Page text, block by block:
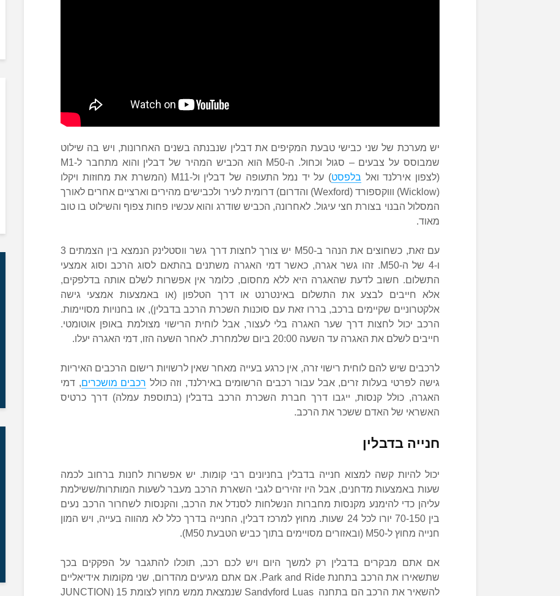
יש מערכת של שני כבישי טבעת המקיפים את דבלין שנבנתה בשנים האחרונות, ויש בה שילוט
שמבוסס על צבעים – סגול וכחול. ה-M50 הוא הכביש המהיר של דבלין והוא מתחבר ל-M1
(לצפון אירלנד ואל בלפסט
) על יד נמל התעופה של דבלין ול-M11 (המשרת את מחוזות ויקלו
(Wicklow) וווקספורד (Wexford) והדרום) דרומית לעיר ולכבישים מהירים וארציים אחרים לאורך
המסלול הבנוי בצורת חצי עיגול. לאחרונה, הכביש שודרג והוא עכשיו פחות צפוף והשילוט בו טוב
מאוד.
עם זאת, כשחוצים את הנהר ב-M50 יש צורך לחצות דרך גשר ווסטלינק הנמצא בין הצמתים 3
ו-4 של ה-M50. זהו גשר אגרה, כאשר דמי האגרה משתנים בהתאם לסוג הרכב וסוג אמצעי
התשלום. חשוב לדעת שהאגרה היא ללא מחסום, כלומר אין אפשרות לשלם אותה בדלפקים,
אלא חייבים לבצע את התשלום באינטרנט או דרך הטלפון (או באמצעות אמצעי גישה
אלקטרוניים שקיימים ברכב, בררו זאת עם סוכנות השכרת הרכב בדבלין), או בחנויות מסויימות.
הרכב יכול לחצות דרך שער האגרה בלי לעצור, אבל לוחית הרישוי מצולמת באופן אוטומטי.
חייבים לשלם את האגרה עד השעה 20:00 ביום שלמחרת. לאחר השעה הזו, דמי האגרה יעלו.
לרכבים שיש להם לוחית רישוי זרה, אין כרגע בעייה מאחר שאין לרשויות רישום הרכבים האיריות
גישה לפרטי בעלות זרים, אבל עבור רכבים הרשומים באירלנד, וזה כולל רכבים מושכרים, דמי
האגרה, כולל קנסות, ייגבו דרך חברת השכרת הרכב בדבלין (בתוספת עמלה) דרך כרטיס
האשראי של האדם ששכר את הרכב.
חנייה בדבלין
יכול להיות קשה למצוא חנייה בדבלין בחניונים רבי קומות. יש אפשרות לחנות ברחוב לכמה
שעות באמצעות מדחנים, אבל היו זהירים לגבי השארת הרכב מעבר לשעות המותרות/ששילמת
עליהן כדי להימנע מקנסות מחברות הנשלחות לסנדל את הרכב, והקנסות לשחרור הרכב נעים
בין 70-150 יורו לכל 24 שעות. מחוץ למרכז דבלין, החנייה בדרך כלל לא מהווה בעייה, ויש המון
חנייה מחוץ ל-M50 (ובאזורים מסויימים בתוך כביש הטבעת M50).
אם אתם מבקרים בדבלין רק למשך היום ויש לכם רכב, תוכלו להתגבר על הפקקים בכך
שתשאירו את הרכב בתחנת Park and Ride. אם אתם מגיעים מהדרום, שני מקומות אידיאליים
להשאיר את הרכב הם בתחנה Sandyford Luas שנמצאת ממש מחוץ לצומת 15 (JUNCTION